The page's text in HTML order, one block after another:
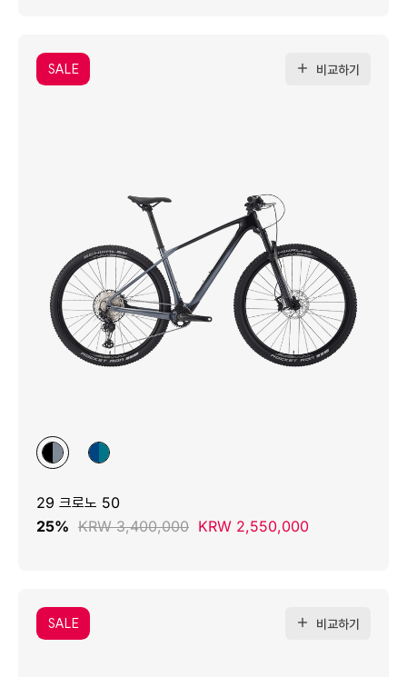
SALE 비교하기
29 크로노 50
25% KRW 3,400,000 KRW 2,550,000
SALE 비교하기